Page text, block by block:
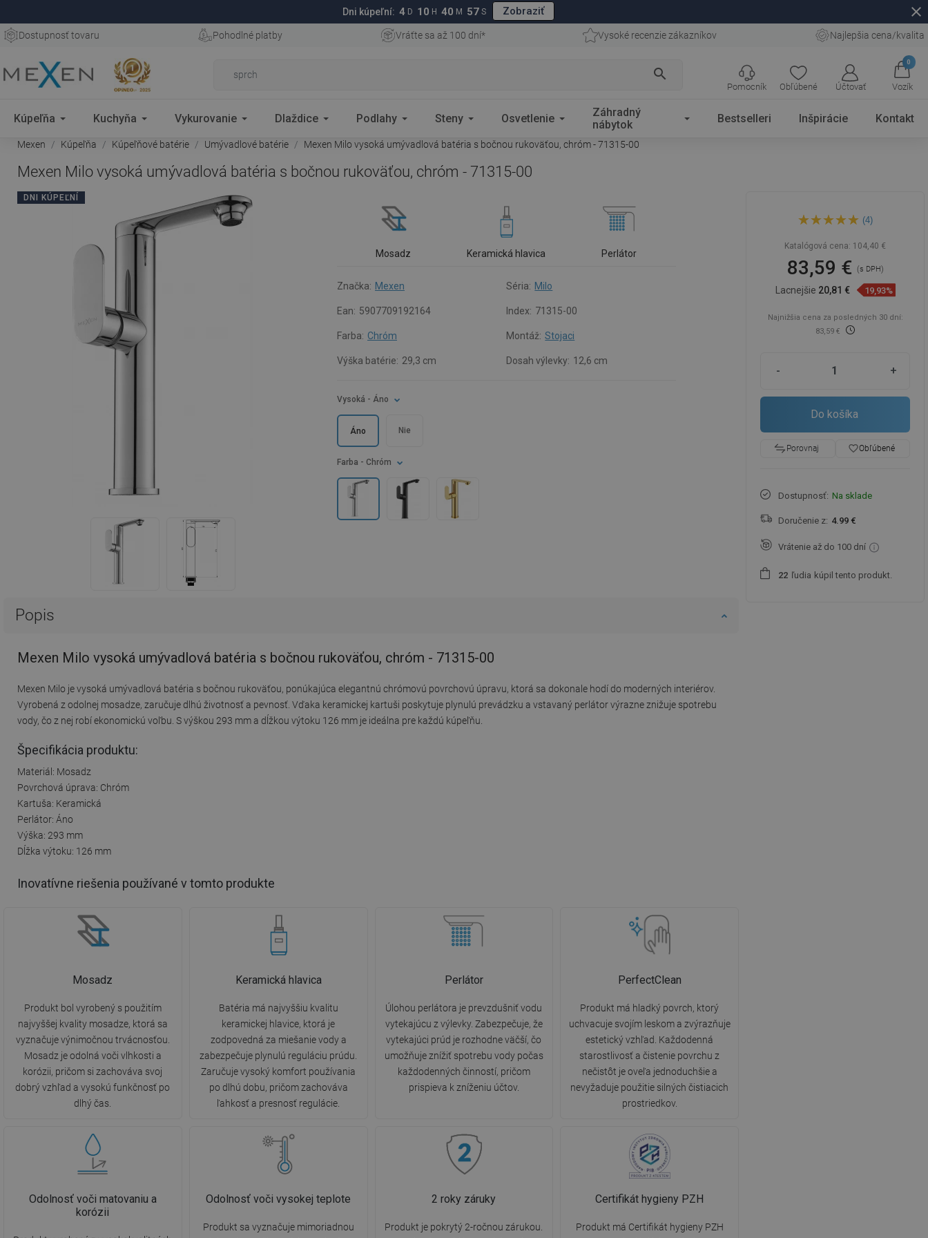
Dni kúpeľní: 4 D 10 H 40 M 56 S Zobraziť close
Dostupnosť tovaru Pohodlné platby Vráťte sa až 100 dní* Vysoké recenzie zákazníkov Najlepšia cena/kvalita
search
Obľúbené Účtovať
0
Vozík
Pomocník
Kúpeľňa Kuchyňa Vykurovanie Dlaždice Podlahy Steny Osvetlenie
Záhradný
nábytok
Bestselleri Inšpirácie Kontakt
Mexen Kúpeľňa Kúpeľňové batérie Umývadlové batérie Mexen Milo vysoká umývadlová batéria s bočnou rukoväťou, chróm - 71315-00
Mexen Milo vysoká umývadlová batéria s bočnou rukoväťou, chróm - 71315-00
DNI KÚPEĽNÍ
Mosadz Keramická hlavica Perlátor
Značka: Mexen Séria: Milo
Ean: 5907709192164 Index: 71315-00
Farba: Chróm Montáž: Stojaci
Výška batérie: 29,3 cm Dosah výlevky: 12,6 cm
Farba - Chróm
Vysoká - Áno
Nie
Áno
Popis
Mexen Milo vysoká umývadlová batéria s bočnou rukoväťou, chróm - 71315-00
Mexen Milo je vysoká umývadlová batéria s bočnou rukoväťou, ponúkajúca elegantnú chrómovú povrchovú úpravu, ktorá sa dokonale hodí do moderných interiérov.
Vyrobená z odolnej mosadze, zaručuje dlhú životnosť a pevnosť. Vďaka keramickej kartuši poskytuje plynulú prevádzku a vstavaný perlátor výrazne znižuje spotrebu
vody, čo z nej robí ekonomickú voľbu. S výškou 293 mm a dĺžkou výtoku 126 mm je ideálna pre každú kúpeľňu.
Špecifikácia produktu:
Materiál: Mosadz
Povrchová úprava: Chróm
Kartuša: Keramická
Perlátor: Áno
Výška: 293 mm
Dĺžka výtoku: 126 mm
Inovatívne riešenia používané v tomto produkte
Mosadz
Produkt bol vyrobený s použitím
najvyššej kvality mosadze, ktorá sa
vyznačuje výnimočnou trvácnosťou.
Mosadz je odolná voči vlhkosti a
korózii, pričom si zachováva svoj
dobrý vzhľad a vysokú funkčnosť po
dlhý čas.
Keramická hlavica
Batéria má najvyššiu kvalitu
keramickej hlavice, ktorá je
zodpovedná za miešanie vody a
zabezpečuje plynulú reguláciu prúdu.
Zaručuje vysoký komfort používania
po dlhú dobu, pričom zachováva
ľahkosť a presnosť regulácie.
Perlátor
Úlohou perlátora je prevzdušniť vodu
vytekajúcu z výlevky. Zabezpečuje, že
vytekajúci prúd je rozhodne väčší, čo
umožňuje znížiť spotrebu vody počas
každodenných činností, pričom
prispieva k zníženiu účtov.
PerfectClean
Produkt má hladký povrch, ktorý
uchvacuje svojím leskom a zvýrazňuje
estetický vzhľad. Každodenná
starostlivosť a čistenie povrchu z
nečistôt je oveľa jednoduchšie a
nevyžaduje použitie silných čistiacich
prostriedkov.
Odolnosť voči matovaniu a
korózii
Odolnosť voči vysokej teplote
Produkt sa vyznačuje mimoriadnou
2 roky záruky
Produkt je pokrytý 2-ročnou zárukou.
Certifikát hygieny PZH
Produkt má Certifikát hygieny PZH
umývadlová batéria s bočnou
(4)
Katalógová cena: 104,40 €
83,59 € (s DPH)
Lacnejšie 20,81 € 19,93%
Najnižšia cena za posledných 30 dní:
83,59 €
- +
Do košíka
Porovnaj favorite_borderObľúbené
Dostupnosť: Na sklade
Doručenie z: 4.99 €
Vrátenie až do 100 dní
22 ľudia kúpil tento produkt.